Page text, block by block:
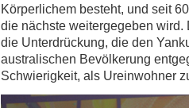
Körperlichem besteht, und seit
die nächste weitergegeben
die Unterdrückung, die den
australischen Bevölkerung
Schwierigkeit, als Ureinwohner